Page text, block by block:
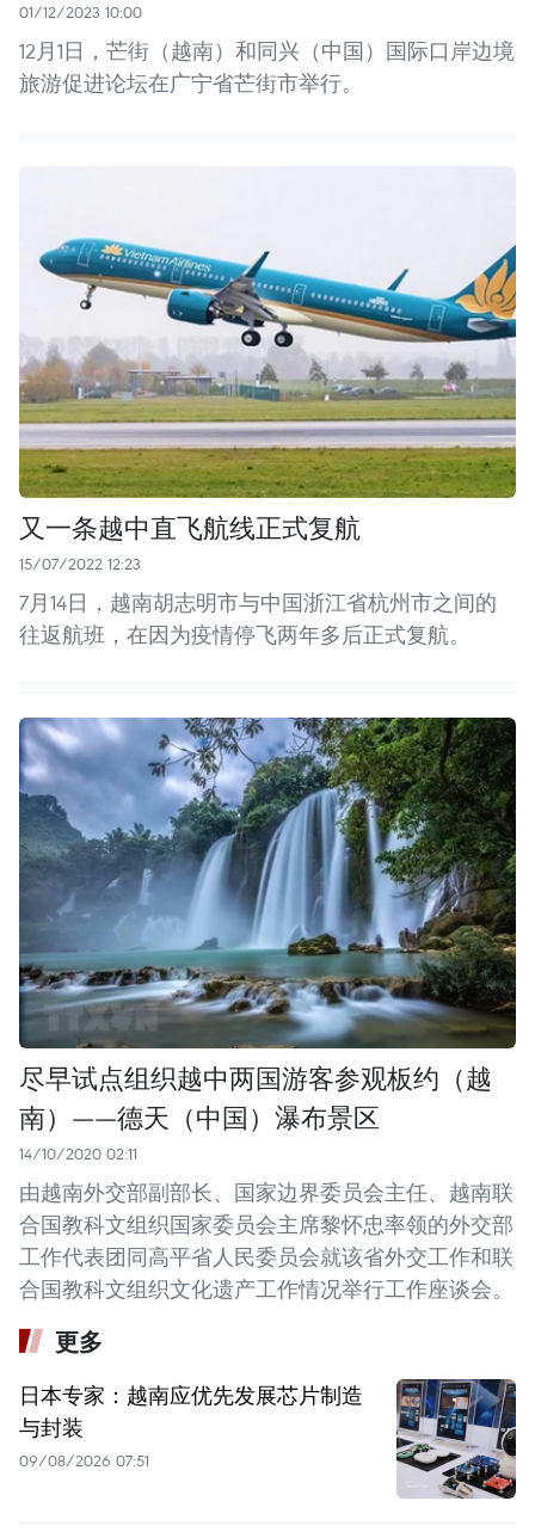
01/12/2023 10:00
12月1日，芒街（越南）和同兴（中国）国际口岸边境
旅游促进论坛在广宁省芒街市举行。
又一条越中直飞航线正式复航
15/07/2022 12:23
7月14日，越南胡志明市与中国浙江省杭州市之间的
往返航班，在因为疫情停飞两年多后正式复航。
尽早试点组织越中两国游客参观板约（越
南）——德天（中国）瀑布景区
14/10/2020 02:11
由越南外交部副部长、国家边界委员会主任、越南联
合国教科文组织国家委员会主席黎怀忠率领的外交部
工作代表团同高平省人民委员会就该省外交工作和联
合国教科文组织文化遗产工作情况举行工作座谈会。
更多
日本专家：越南应优先发展芯片制造
与封装
09/08/2026 07:51